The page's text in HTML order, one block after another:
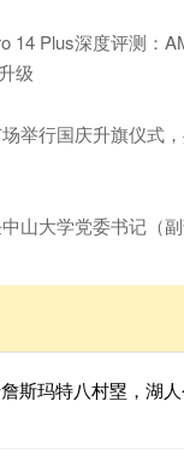
14 Plus深度评测：
级
举行国庆升旗仪式
山大学党委书记（副
斯玛特八村塁，湖